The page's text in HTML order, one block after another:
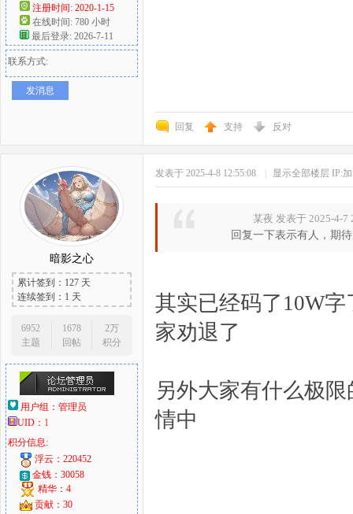
注册时间: 2020-1-15
在线时间: 780 小时
最后登录: 2026-7-11
联系方式:
发消息
回复 支持 反对
暗影之心
累计签到：127 天
连续签到：1 天
6952
主题
1678
回帖
2万
积分
用户组： 管理员
UID： 1
积分信息:
浮云：220452
金钱：30058
精华：4
贡献：30
发表于 2025-4-8 12:55:08 显示全部楼层 IP:
某夜 发表于 2025-4-7
回复一下表示有人，期
其实已经码了10W
家劝退了
另外大家有什么极
情中